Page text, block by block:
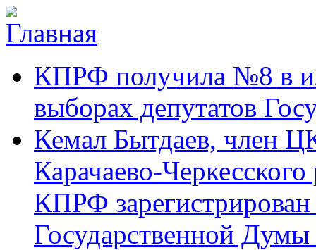
Перейти к основному содержанию
Черкесское
республиканское
отделение
Коммунистической
партии Российской
Федерации
аргументы,
факты КПРФ получила №8 в
выборах депутатов
Кемал Бытдаев, член
Карачаево-
КПРФ
Государственной